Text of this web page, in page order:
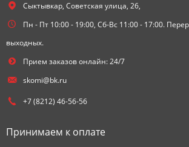
Сыктывкар, Советская улица, 26,
Пн - Пт 10:00 - 19:00, Сб-Вс 11:00 - 17:00.
выходных.
Прием заказов онлайн: 24/7
skomi@bk.ru
+7 (8212) 46-56-56
Принимаем к оплате